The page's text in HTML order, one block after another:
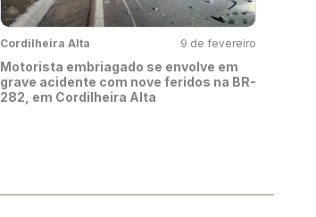
Cordilheira Alta 9 de fevereiro
Motorista embriagado se envolve em
grave acidente com nove feridos na BR-
282, em Cordilheira Alta